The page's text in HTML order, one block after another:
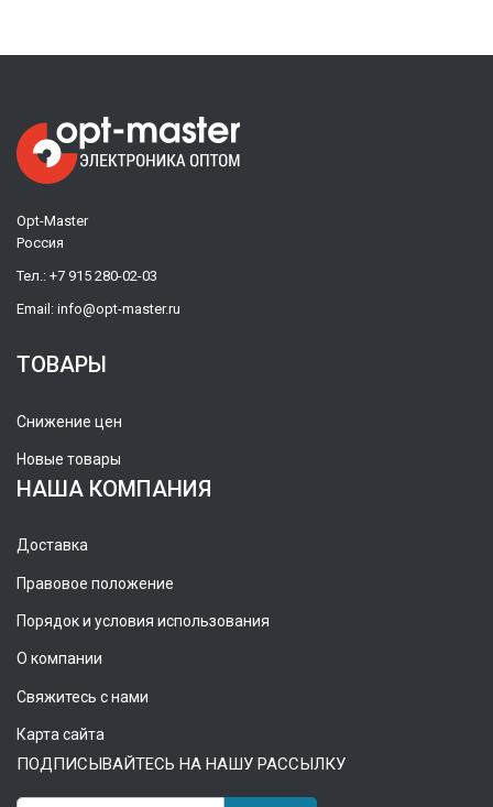
Opt-Master
Россия
Тел.: +7 915 280-02-03
Email: info@opt-master.ru
ТОВАРЫ
Снижение цен
Новые товары
НАША КОМПАНИЯ
Доставка
Правовое положение
Порядок и условия использования
О компании
Свяжитесь с нами
Карта сайта
ПОДПИСЫВАЙТЕСЬ НА НАШУ РАССЫЛКУ